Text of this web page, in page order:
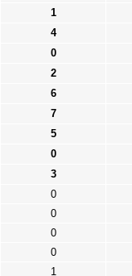
1
4
0
2
6
7
5
0
3
0
0
0
0
1